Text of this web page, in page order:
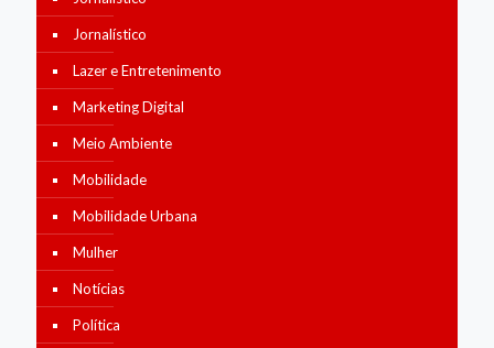
Jornalístico
Lazer e Entretenimento
Marketing Digital
Meio Ambiente
Mobilidade
Mobilidade Urbana
Mulher
Notícias
Política